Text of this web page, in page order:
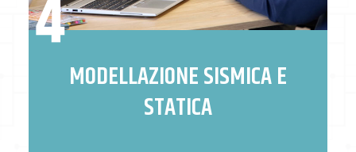
MODELLAZIONE SISMICA E
STATICA